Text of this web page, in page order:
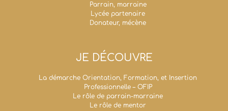
Parrain, marraine
Lycée partenaire
Donateur, mécène
JE DÉCOUVRE
La démarche Orientation, Formation, et Insertion
Professionnelle – OFIP
Le rôle de parrain-marraine
Le rôle de mentor